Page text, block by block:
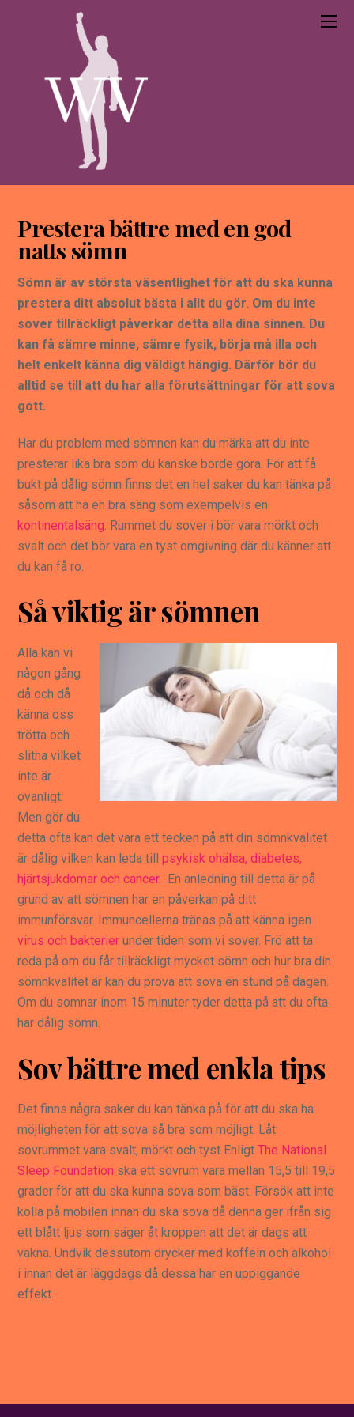
Prestera bättre med en god
natts sömn
Sömn är av största väsentlighet för att du ska kunna
prestera ditt absolut bästa i allt du gör. Om du inte
sover tillräckligt påverkar detta alla dina sinnen. Du
kan få sämre minne, sämre fysik, börja må illa och
helt enkelt känna dig väldigt hängig. Därför bör du
alltid se till att du har alla förutsättningar för att sova
gott.
Har du problem med sömnen kan du märka att du inte
presterar lika bra som du kanske borde göra. För att få
bukt på dålig sömn finns det en hel saker du kan tänka på
såsom att ha en bra säng som exempelvis en
kontinentalsäng . Rummet du sover i bör vara mörkt och
svalt och det bör vara en tyst omgivning där du känner att
du kan få ro.
Så viktig är sömnen
Alla kan vi
någon gång
då och då
känna oss
trötta och
slitna vilket
inte är
ovanligt.
Men gör du
detta ofta kan det vara ett tecken på att din sömnkvalitet
är dålig vilken kan leda tillpsykisk ohälsa, diabetes,
hjärtsjukdomar och cancer. En anledning till detta är på
grund av att sömnen har en påverkan på ditt
immunförsvar. Immuncellerna tränas på att känna igen
virus och bakterier under tiden som vi sover. Frö att ta
reda på om du får tillräckligt mycket sömn och hur bra din
sömnkvalitet är kan du prova att sova en stund på dagen.
Om du somnar inom 15 minuter tyder detta på att du ofta
har dålig sömn.
Sov bättre med enkla tips
Det finns några saker du kan tänka på för att du ska ha
möjligheten för att sova så bra som möjligt. Låt
sovrummet vara svalt, mörkt och tyst EnligtThe National
Sleep Foundation ska ett sovrum vara mellan 15,5 till 19,5
grader för att du ska kunna sova som bäst. Försök att inte
kolla på mobilen innan du ska sova då denna ger ifrån sig
ett blått ljus som säger åt kroppen att det är dags att
vakna. Undvik dessutom drycker med koffein och alkohol
i innan det är läggdags då dessa har en uppiggande
effekt.